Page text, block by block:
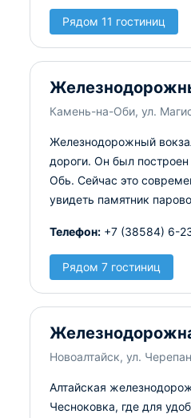
Рядом 11 гостиниц
Камень-на-Оби, ул.
Железнодорожный
дороги. Он был
Обь. Сейчас это
увидеть памятник
Телефон: +7 (38584) 6-
Рядом 7 гостиниц
Новоалтайск, ул.
Алтайская
Чесноковка, где для